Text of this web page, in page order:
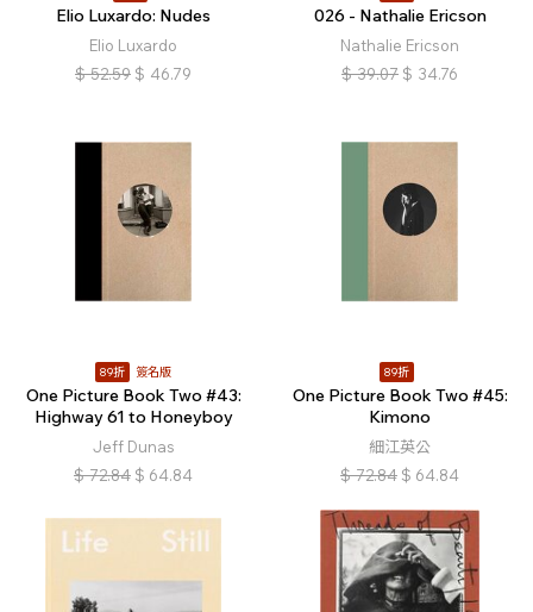
Elio Luxardo: Nudes
Elio Luxardo
$ 52.59 $ 46.79
026 - Nathalie Ericson
Nathalie Ericson
$ 39.07 $ 34.76
89折 簽名版
One Picture Book Two #43:
Highway 61 to Honeyboy
Jeff Dunas
$ 72.84 $ 64.84
89折
One Picture Book Two #45:
Kimono
細江英公
$ 72.84 $ 64.84